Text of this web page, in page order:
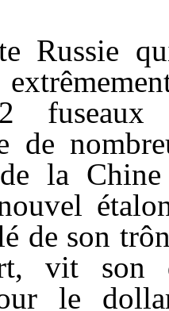
Russie
fuseaux
de
la
de son
vit son
le